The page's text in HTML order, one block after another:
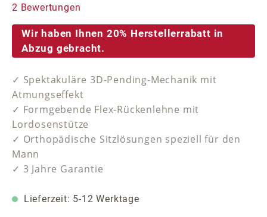
Durchschnittliche Bewertung von 5 von 5 Sternen
2 Bewertungen
Wir haben Ihnen 20% Herstellerrabatt in
Abzug gebracht.
✓ Spektakuläre 3D-Pending-Mechanik mit
Atmungseffekt
✓ Formgebende Flex-Rückenlehne mit
Lordosenstütze
✓ Orthopädische Sitzlösungen speziell für den
Mann
✓ 3 Jahre Garantie
Lieferzeit: 5-12 Werktage